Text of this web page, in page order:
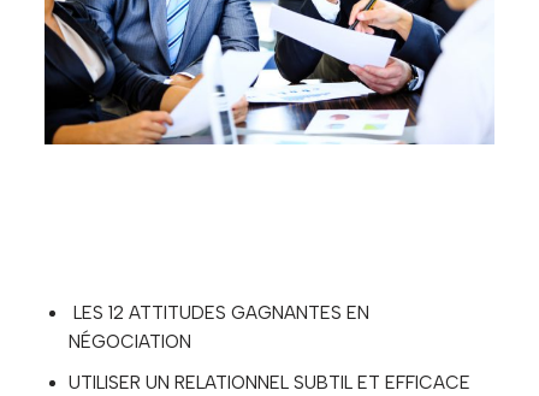
LES 12 ATTITUDES GAGNANTES EN
NÉGOCIATION
UTILISER UN RELATIONNEL SUBTIL ET EFFICACE